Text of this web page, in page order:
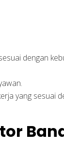
dengan
yang sesuai